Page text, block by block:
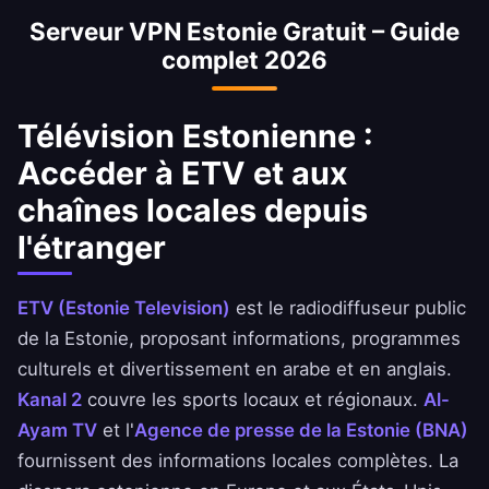
aux applications de la Banque Nationale de
Estonie, d'Ahli United Bank et de BBK.
Serveur VPN Estonie Gratuit – Guide
complet 2026
Télévision Estonienne :
Accéder à ETV et aux
chaînes locales depuis
l'étranger
ETV (Estonie Television) est le radiodiffuseur public
de la Estonie, proposant informations, programmes
culturels et divertissement en arabe et en anglais.
Kanal 2 couvre les sports locaux et régionaux. Al-
Ayam TV et l'Agence de presse de la Estonie (BNA)
fournissent des informations locales complètes. La